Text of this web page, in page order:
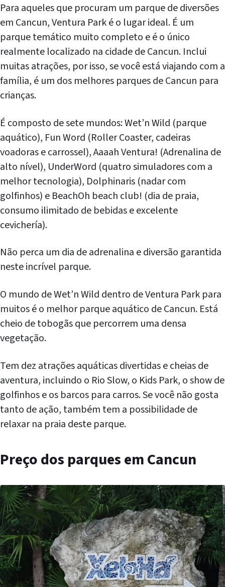
Para aqueles que procuram um parque de diversões
em Cancun, Ventura Park é o lugar ideal. É um
parque temático muito completo e é o único
realmente localizado na cidade de Cancun. Inclui
muitas atrações, por isso, se você está viajando com a
família, é um dos melhores parques de Cancun para
crianças.
É composto de sete mundos: Wet’n Wild (parque
aquático), Fun Word (Roller Coaster, cadeiras
voadoras e carrossel), Aaaah Ventura! (Adrenalina de
alto nível), UnderWord (quatro simuladores com a
melhor tecnologia), Dolphinaris (nadar com
golfinhos) e BeachOh beach club! (dia de praia,
consumo ilimitado de bebidas e excelente
cevichería).
Não perca um dia de adrenalina e diversão garantida
neste incrível parque.
O mundo de Wet’n Wild dentro de Ventura Park para
muitos é o melhor parque aquático de Cancun. Está
cheio de tobogãs que percorrem uma densa
vegetação.
Tem dez atrações aquáticas divertidas e cheias de
aventura, incluindo o Rio Slow, o Kids Park, o show de
golfinhos e os barcos para carros. Se você não gosta
tanto de ação, também tem a possibilidade de
relaxar na praia deste parque.
Preçodos parques em Cancun